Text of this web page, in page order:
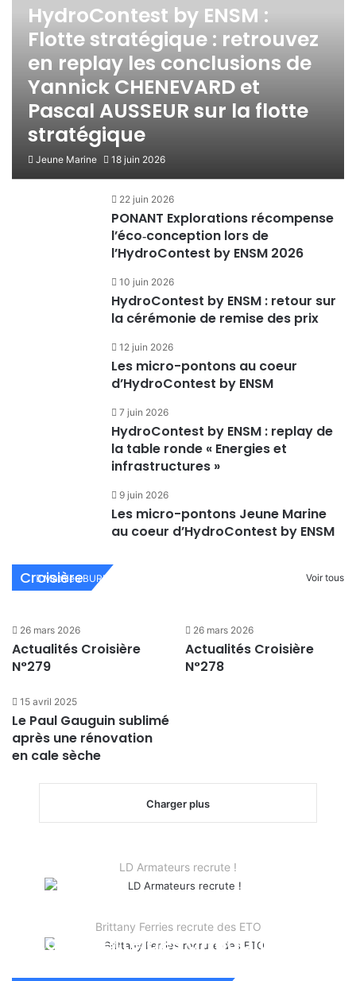
HydroContest by ENSM :
Flotte stratégique : retrouvez
en replay les conclusions de
Yannick CHENEVARD et
Pascal AUSSEUR sur la flotte
stratégique
Jeune Marine 18 juin 2026
22 juin 2026
PONANT Explorations récompense
l’éco‑conception lors de
l’HydroContest by ENSM 2026
10 juin 2026
HydroContest by ENSM : retour sur
la cérémonie de remise des prix
12 juin 2026
Les micro-pontons au coeur
d’HydroContest by ENSM
7 juin 2026
HydroContest by ENSM : replay de
la table ronde « Energies et
infrastructures »
9 juin 2026
Les micro-pontons Jeune Marine
au coeur d’HydroContest by ENSM
Croisière Voir tous
Mathieu BURNEL
26 mars 2026
Actualités Croisière
N°279
26 mars 2026
Actualités Croisière
N°278
15 avril 2025
Le Paul Gauguin sublimé
après une rénovation
en cale sèche
Charger plus
LD Armateurs recrute !
Brittany Ferries recrute des ETO
La Gazette des antiquités